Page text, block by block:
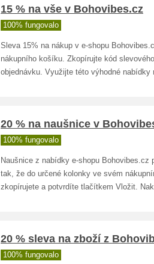
15 % na vše v Bohovibes.cz
100% fungovalo
Sleva 15% na nákup v e-shopu
nákupního košíku. Zkopírujte kód
objednávku. Využijte této výhodné
20 % na naušnice v
100% fungovalo
Naušnice z nabídky e-shopu
tak, že do určené kolonky ve svém
zkopírujete a potvrdíte tlačítkem Vložit.
20 % sleva na zboží z
100% fungovalo